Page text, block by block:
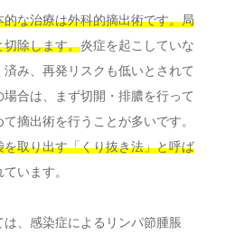
的な治療は外科的摘出術です。局
切除します。炎症を起こしていな
み、再発リスクも低いとされて
合は、まず切開・排膿を行って
摘出術を行うことが多いです。
を取り出す「くり抜き法」と呼ば
います。
、感染症によるリンパ節腫脹